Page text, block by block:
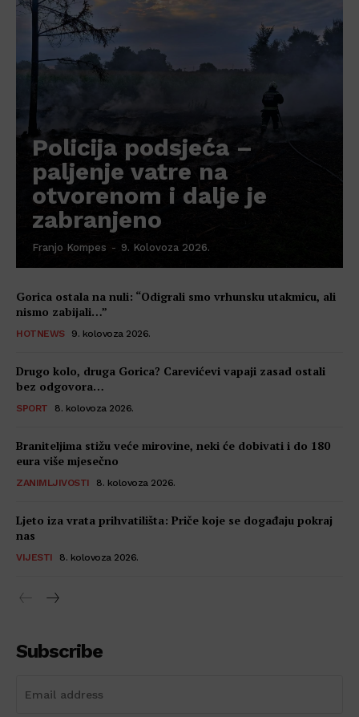
Policija podsjeća –
paljenje vatre na
otvorenom i dalje je
zabranjeno
Franjo Kompes - 9. Kolovoza 2026.
Gorica ostala na nuli: “Odigrali smo vrhunsku utakmicu, ali
nismo zabijali…”
HOTNEWS 9. kolovoza 2026.
Drugo kolo, druga Gorica? Carevićevi vapaji zasad ostali
bez odgovora…
SPORT 8. kolovoza 2026.
Braniteljima stižu veće mirovine, neki će dobivati i do 180
eura više mjesečno
ZANIMLJIVOSTI 8. kolovoza 2026.
Ljeto iza vrata prihvatilišta: Priče koje se događaju pokraj
nas
VIJESTI 8. kolovoza 2026.
Subscribe